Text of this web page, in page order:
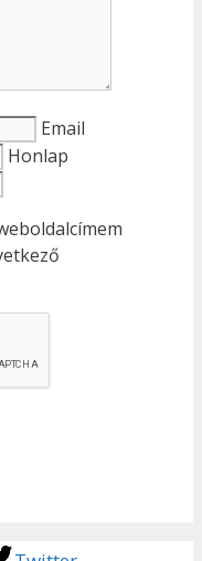
Email
Honlap